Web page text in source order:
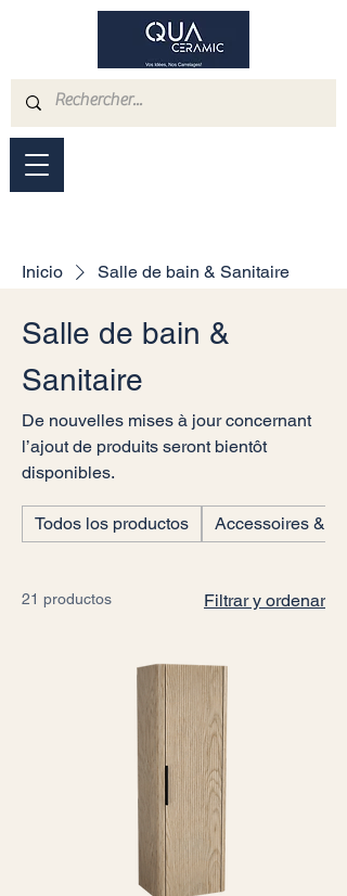
Inicio Salle de bain & Sanitaire
Salle de bain &
Sanitaire
De nouvelles mises à jour concernant
l’ajout de produits seront bientôt
disponibles.
Todos los productos Accessoires &
21 productos Filtrar y ordenar